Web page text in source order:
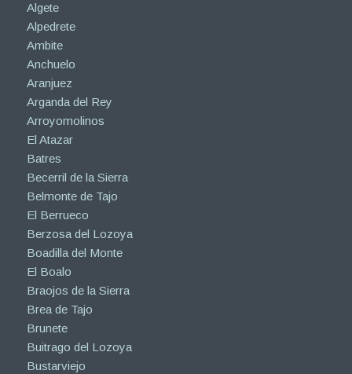
Algete
Alpedrete
Ambite
Anchuelo
Aranjuez
Arganda del Rey
Arroyomolinos
El Atazar
Batres
Becerril de la Sierra
Belmonte de Tajo
El Berrueco
Berzosa del Lozoya
Boadilla del Monte
El Boalo
Braojos de la Sierra
Brea de Tajo
Brunete
Buitrago del Lozoya
Bustarviejo